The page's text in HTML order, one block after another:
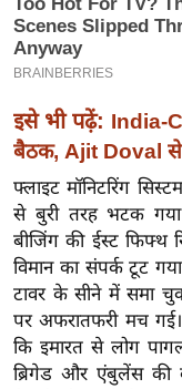
2
6
क्रा
इ
म
-
पे
प
र
मि
सा
ल
इसे भी पढ़ें: India-
बैठक, Ajit Doval से
फ्लाइट मॉनिटरिंग
से बुरी तरह भटक
बीजिंग की ईस्ट फिफ्थ
विमान का संपर्क टूट
टावर के सीने में समा
पर अफरातफरी मच
कि इमारत से लोग
ब्रिगेड और एंबुलेंस की